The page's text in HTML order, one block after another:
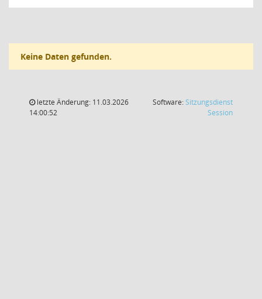
Keine Daten gefunden.
letzte Änderung: 11.03.2026
14:00:52
Software:Sitzungsdienst
Session(Wird in